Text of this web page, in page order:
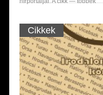
Cikkek